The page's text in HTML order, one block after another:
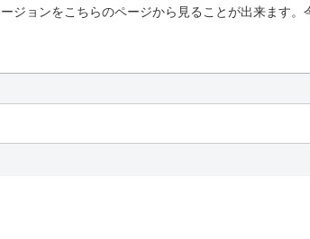
ージョンをこちらのページから見ることが出来ます